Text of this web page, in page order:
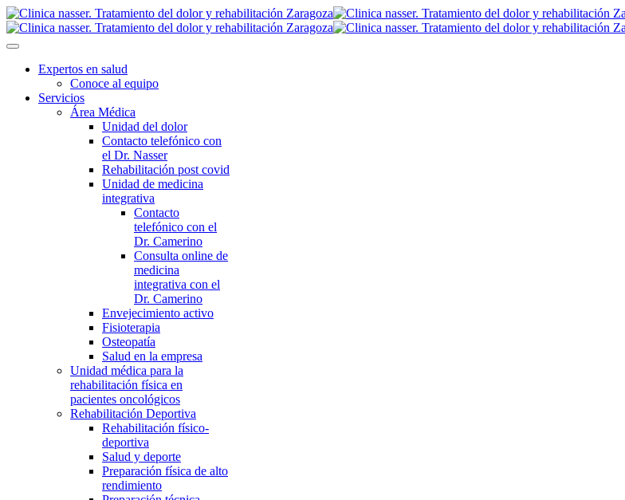
Expertos en salud
Conoce al equipo
Servicios
Área Médica
Unidad del dolor
Contacto telefónico con
el Dr. Nasser
Rehabilitación post covid
Unidad de medicina
integrativa
Contacto
telefónico con el
Dr. Camerino
Consulta online de
medicina
integrativa con el
Dr. Camerino
Envejecimiento activo
Fisioterapia
Osteopatía
Salud en la empresa
Unidad médica para la
rehabilitación física en
pacientes oncológicos
Rehabilitación Deportiva
Rehabilitación físico-
deportiva
Salud y deporte
Preparación física de alto
rendimiento